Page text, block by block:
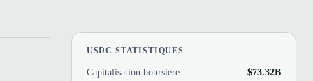
USDC STATISTIQUES
Capitalisation boursière $73.32B